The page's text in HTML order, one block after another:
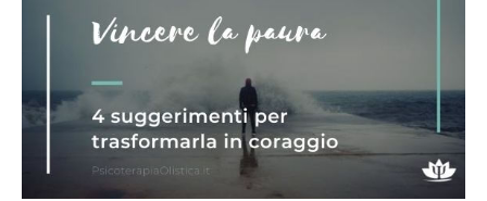
4
suggerimenti
in
coraggio